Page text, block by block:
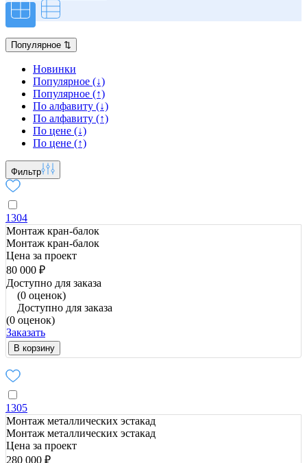
Популярное ⇅
Новинки
Популярное (↓)
Популярное (↑)
По алфавиту (↓)
По алфавиту (↑)
По цене (↓)
По цене (↑)
Фильтр
1304
Монтаж кран-балок
Монтаж кран-балок
Цена за проект
80 000 ₽
Доступно для заказа
(0 оценок)
Доступно для заказа
(0 оценок)
Заказать
В корзину
1305
Монтаж металлических эстакад
Монтаж металлических эстакад
Цена за проект
280 000 ₽